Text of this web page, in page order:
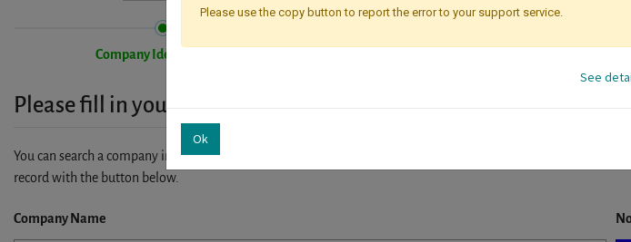
Company Identification
Please fill in your company details
You can search a company in our database by name, VAT or enterprise ID. When a company is selected it
record with the button below.
Company Name
Please use the copy button to report the error to your support service.
See
Ok